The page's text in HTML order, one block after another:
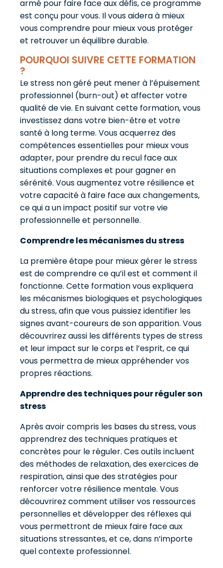
armé pour faire face aux défis, ce programme
est conçu pour vous. Il vous aidera à mieux
vous comprendre pour mieux vous protéger
et retrouver un équilibre durable.
POURQUOI SUIVRE CETTE FORMATION
?
Le stress non géré peut mener à l’épuisement
professionnel (burn-out) et affecter votre
qualité de vie. En suivant cette formation, vous
investissez dans votre bien-être et votre
santé à long terme. Vous acquerrez des
compétences essentielles pour mieux vous
adapter, pour prendre du recul face aux
situations complexes et pour gagner en
sérénité. Vous augmentez votre résilience et
votre capacité à faire face aux changements,
ce qui a un impact positif sur votre vie
professionnelle et personnelle.
Comprendre les mécanismes du stress
La première étape pour mieux gérer le stress
est de comprendre ce qu’il est et comment il
fonctionne. Cette formation vous expliquera
les mécanismes biologiques et psychologiques
du stress, afin que vous puissiez identifier les
signes avant-coureurs de son apparition. Vous
découvrirez aussi les différents types de stress
et leur impact sur le corps et l’esprit, ce qui
vous permettra de mieux appréhender vos
propres réactions.
Apprendre des techniques pour réguler son
stress
Après avoir compris les bases du stress, vous
apprendrez des techniques pratiques et
concrètes pour le réguler. Ces outils incluent
des méthodes de relaxation, des exercices de
respiration, ainsi que des stratégies pour
renforcer votre résilience mentale. Vous
découvrirez comment utiliser vos ressources
personnelles et développer des réflexes qui
vous permettront de mieux faire face aux
situations stressantes, et ce, dans n’importe
quel contexte professionnel.